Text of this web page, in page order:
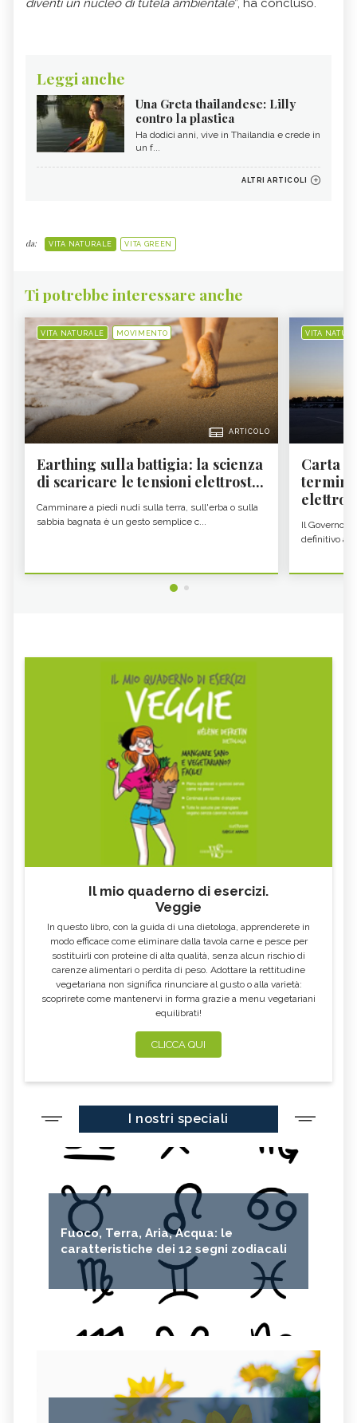
diventi un nucleo di tutela ambientale”, ha concluso.
Leggi anche
Una Greta thailandese: Lilly
contro la plastica
Ha dodici anni, vive in Thailandia e crede in
un f...
ALTRI ARTICOLI
da: VITA NATURALE VITA GREEN
Ti potrebbe interessare anche
VITA NATURALE MOVIMENTO
ARTICOLO
Earthing sulla battigia: la scienza
di scaricare le tensioni elettrost...
Camminare a piedi nudi sulla terra, sull'erba o sulla
sabbia bagnata è un gesto semplice c...
VITA
Carta
Il Governo
definitivo
Il mio quaderno di esercizi.
Veggie
In questo libro, con la guida di una dietologa, apprenderete in
modo efficace come eliminare dalla tavola carne e pesce per
sostituirli con proteine di alta qualità, senza alcun rischio di
carenze alimentari o perdita di peso. Adottare la rettitudine
vegetariana non significa rinunciare al gusto o alla varietà:
scoprirete come mantenervi in forma grazie a menu vegetariani
equilibrati!
CLICCA QUI
I nostri speciali
Fuoco, Terra, Aria, Acqua: le
caratteristiche dei 12 segni zodiacali